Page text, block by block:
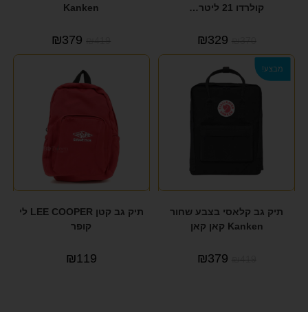
קולרדו 21 ליטר…
₪370
₪329
Kanken
₪419
₪379
מבצע!
תיק גב קלאסי בצבע שחור
Kanken קאן קאן
₪419
₪379
תיק גב קטן LEE COOPER לי
קופר
₪119